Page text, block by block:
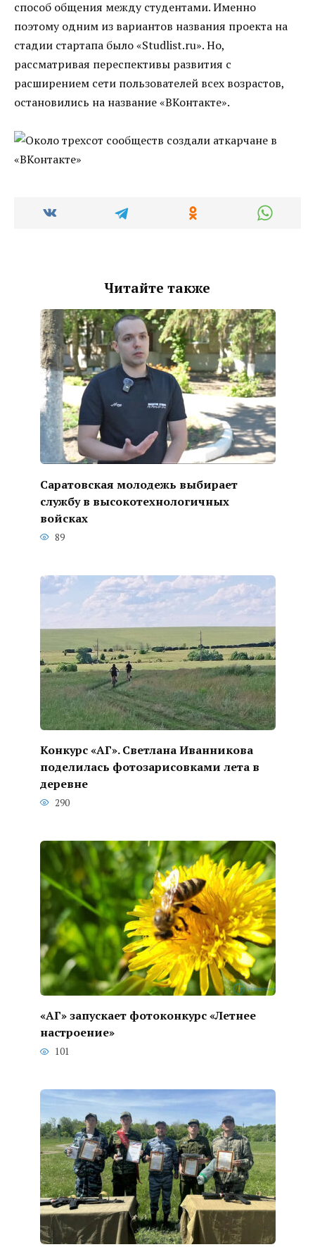
способ общения между студентами. Именно
поэтому одним из вариантов названия проекта на
стадии стартапа было «Studlist.ru». Но,
рассматривая переспективы развития с
расширением сети пользователей всех возрастов,
остановились на название «ВКонтакте».
Читайте также
Саратовская молодежь выбирает
службу в высокотехнологичных
войсках
89
Конкурс «АГ». Светлана Иванникова
поделилась фотозарисовками лета в
деревне
290
«АГ» запускает фотоконкурс «Летнее
настроение»
101